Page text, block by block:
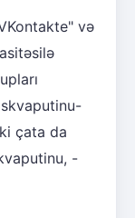
və
çata da
-